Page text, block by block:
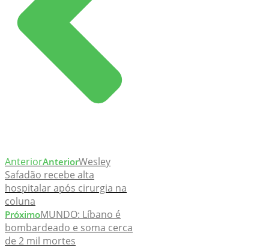
AnteriorAnteriorWesley
Safadão recebe alta
hospitalar após cirurgia na
coluna
PróximoMUNDO: Líbano é
bombardeado e soma cerca
de 2 mil mortes